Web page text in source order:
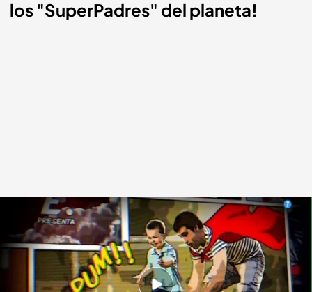
los "SuperPadres" del planeta!
energy.es
15 MAR 2016 - 10:54h.
Compartir